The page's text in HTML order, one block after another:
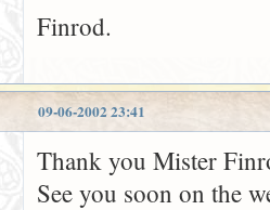
Finrod.
09-06-2002 23:41
Thank you Mister
See you soon on the